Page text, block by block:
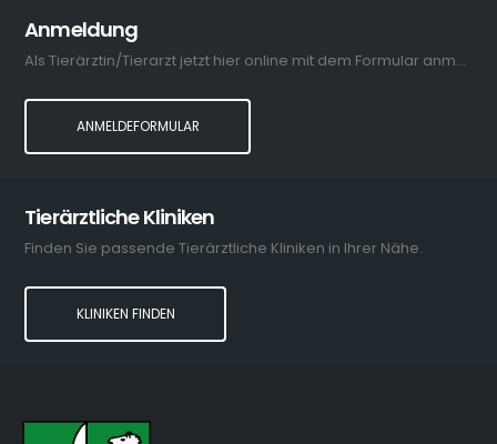
Anmeldung
Als Tierärztin/Tierarzt jetzt hier online mit dem Formular anmelden.
ANMELDEFORMULAR
Tierärztliche Kliniken
Finden Sie passende Tierärztliche Kliniken in Ihrer Nähe.
KLINIKEN FINDEN